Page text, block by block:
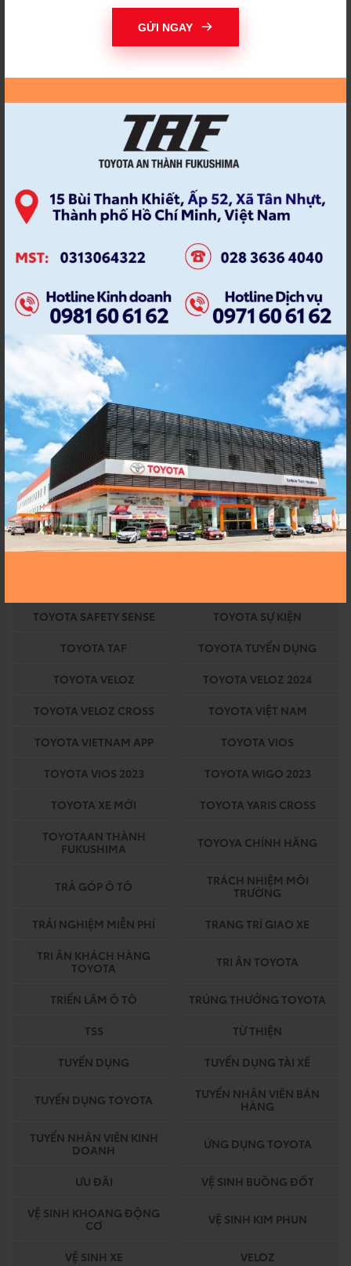
GỬI NGAY
THI ẢNH TOYOTA
THIỆN NGUYỆN
THỜI HẠN BẢO DƯỠNG
THÔNG BÁO TIẾN ĐỘ
THÔNG TƯ 15/2022
THÔNG TƯ MỚI
THƯƠNG HIỆU TAF
TÍCH ĐIỂM NHẬN QUÀ
TIẾN ĐỘ SỬA CHỮA
TOYOA AN THÀNH
FUKUSHIMA
TOYOT AN THANH
FUKUSHIMA
TOYOTA AN THÀNH
TOYOTA AN THÀNH
FUKUHSIMA
TOYOTA AN THÀNH
FUKUSHIM
TOYOTA AN THANH
TOYOTA AVANZA
TOYOTA AVANZA 2024
TOYOTA BINH CHANH
TOYOTA CHÍNH HÃNG
TOYOTA COROLLA
TOYOTA COROLLA ALTIS
TOYOTA DỊCH VỤ
TOYOTA EKIDEN
TOYOTA EKIDEN 2023
TOYOTA HEV
TOYOTA HỒ CHÍ MINH
TOYOTA HỒ CHÍNH MINH
TOYOTA SAFETY SENSE
TOYOTA SỰ KIỆN
TOYOTA TAF
TOYOTA TUYỂN DỤNG
TOYOTA VELOZ
TOYOTA VELOZ 2024
TOYOTA VELOZ CROSS
TOYOTA VIỆT NAM
TOYOTA VIETNAM APP
TOYOTA VIOS
TOYOTA VIOS 2023
TOYOTA WIGO 2023
TOYOTA XE MỚI
TOYOTA YARIS CROSS
TOYOTAAN THÀNH
FUKUSHIMA
TOYOYA CHÍNH HÃNG
TRẢ GÓP Ô TÔ
TRÁCH NHIỆM MÔI
TRƯỜNG
TRẢI NGHIỆM MIỄN PHÍ
TRANG TRÍ GIAO XE
TRI ÂN KHÁCH HÀNG
TOYOTA
TRI ÂN TOYOTA
TRIỂN LÃM Ô TÔ
TRÚNG THƯỞNG TOYOTA
TSS
TỪ THIỆN
TUYỂN DỤNG
TUYỂN DỤNG TÀI XẾ
TUYỂN DỤNG TOYOTA
TUYỂN NHÂN VIÊN BÁN
HÀNG
TUYỂN NHÂN VIÊN KINH
DOANH
ỨNG DỤNG TOYOTA
ƯU ĐÃI
VỆ SINH BUỒNG ĐỐT
VỆ SINH KHOANG ĐỘNG
CƠ
VỆ SINH KIM PHUN
VỆ SINH XE
VELOZ